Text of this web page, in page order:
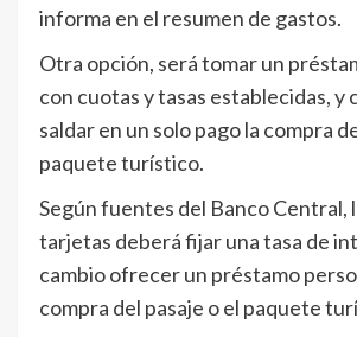
informa en el resumen de gastos.
Otra opción, será tomar un
con cuotas y tasas establecidas, y
saldar en un solo pago la compra
paquete turístico.​
Según fuentes del Banco Central,
tarjetas deberá fijar una tasa de
cambio ofrecer un préstamo
compra del pasaje o el paquete